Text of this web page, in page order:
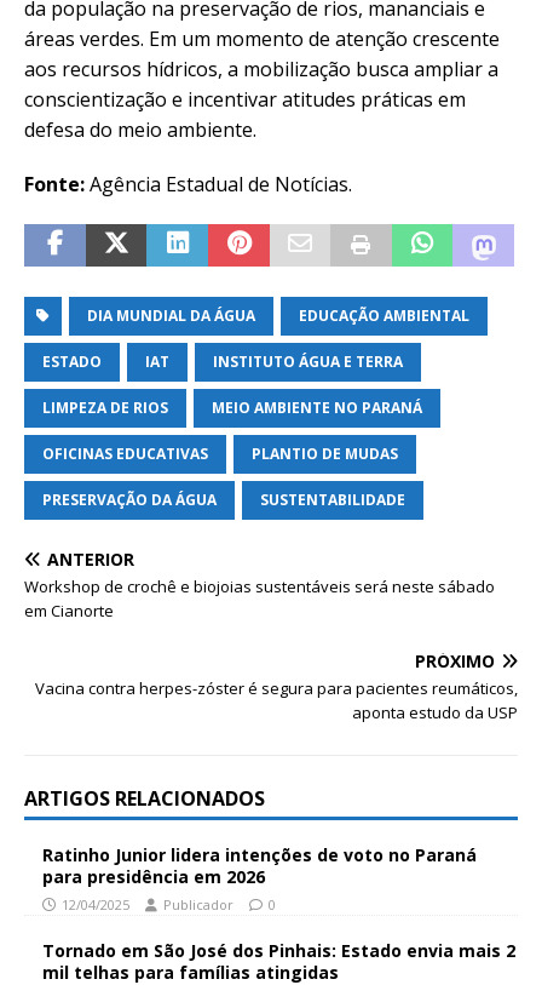
da população na preservação de rios, mananciais e
áreas verdes. Em um momento de atenção crescente
aos recursos hídricos, a mobilização busca ampliar a
conscientização e incentivar atitudes práticas em
defesa do meio ambiente.
Fonte:Agência Estadual de Notícias.
DIA MUNDIAL DA ÁGUA EDUCAÇÃO AMBIENTAL
ESTADO IAT INSTITUTO ÁGUA E TERRA
LIMPEZA DE RIOS MEIO AMBIENTE NO PARANÁ
OFICINAS EDUCATIVAS PLANTIO DE MUDAS
PRESERVAÇÃO DA ÁGUA SUSTENTABILIDADE
ANTERIOR
Workshop de crochê e biojoias sustentáveis será neste sábado
em Cianorte
PRÓXIMO
Vacina contra herpes-zóster é segura para pacientes reumáticos,
aponta estudo da USP
ARTIGOS RELACIONADOS
Ratinho Junior lidera intenções de voto no Paraná
para presidência em 2026
12/04/2025 Publicador 0
Tornado em São José dos Pinhais: Estado envia mais 2
mil telhas para famílias atingidas